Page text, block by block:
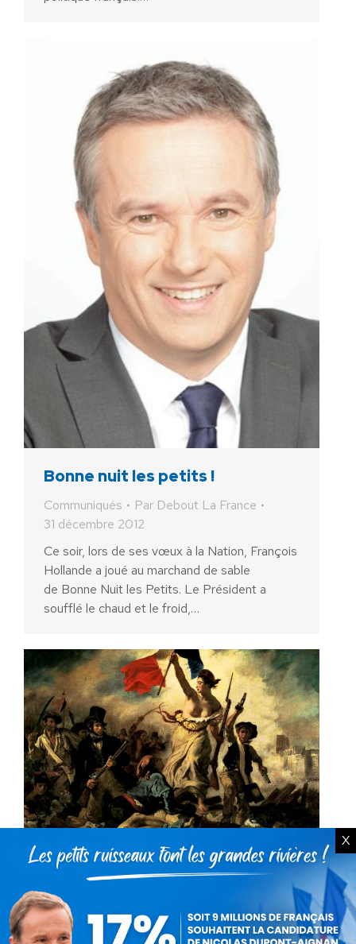
Bonne nuit les petits !
Communiqués Par Debout La France
31 décembre 2012
Ce soir, lors de ses vœux à la Nation, François
Hollande a joué au marchand de sable
de Bonne Nuit les Petits. Le Président a
soufflé le chaud et le froid,…
Nos vœux pour l’enseignement
de l’Histoire-Géographie au
X